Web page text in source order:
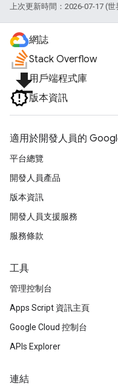
上次更新時間：2026-07-17 (世
網誌
Stack Overflow
file_download用戶端程式庫
版本資訊
適用於開發人員的
平台總覽
開發人員產品
版本資訊
開發人員支援服務
服務條款
工具
管理控制台
Apps Script 資訊主頁
Google Cloud 控制台
APIs Explorer
連結